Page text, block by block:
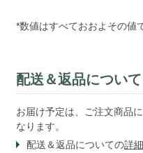
*数値はすべておおよその値
配送＆返品について
お届け予定は、ご注文商品
なります。
配送＆返品についての詳